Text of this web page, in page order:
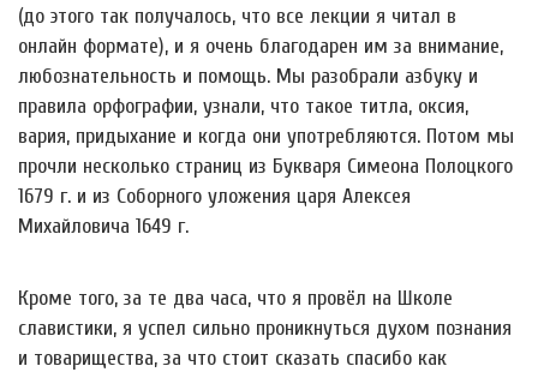
(до этого так получалось, что все лекции я читал в
онлайн формате), и я очень благодарен им за внимание,
любознательность и помощь. Мы разобрали азбуку и
правила орфографии, узнали, что такое титла, оксия,
вария, придыхание и когда они употребляются. Потом мы
прочли несколько страниц из Букваря Симеона Полоцкого
1679 г. и из Соборного уложения царя Алексея
Михайловича 1649 г.
Кроме того, за те два часа, что я провёл на Школе
славистики, я успел сильно проникнуться духом познания
и товарищества, за что стоит сказать спасибо как